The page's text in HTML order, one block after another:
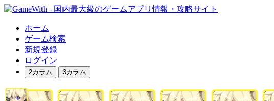
ホーム
ゲーム検索
新規登録
ログイン
2カラム 3カラム